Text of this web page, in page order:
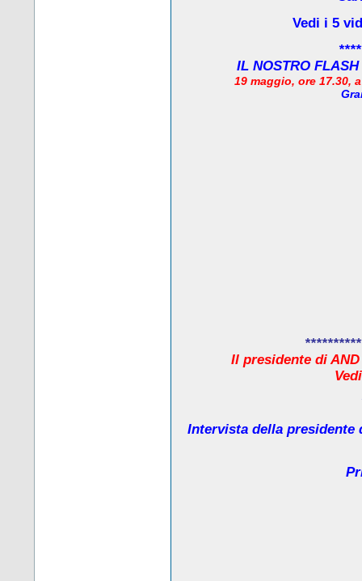
Vedi i 5
IL NOSTRO
19 maggio, ore 17.30,
Il presidente di AND
Intervista della presidente